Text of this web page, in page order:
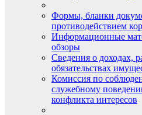
Формы, бланки
противодействием
Информационные
обзоры
Сведения о доходах,
обязательствах
Комиссия по
служебному
конфликта интересов